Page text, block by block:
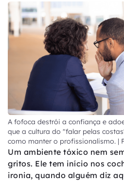
A fofoca destrói a confiança e
que a cultura do "falar pelas
como manter o profissionalismo. |
Um ambiente tóxico nem
gritos. Ele tem início nos
ironia, quando alguém diz